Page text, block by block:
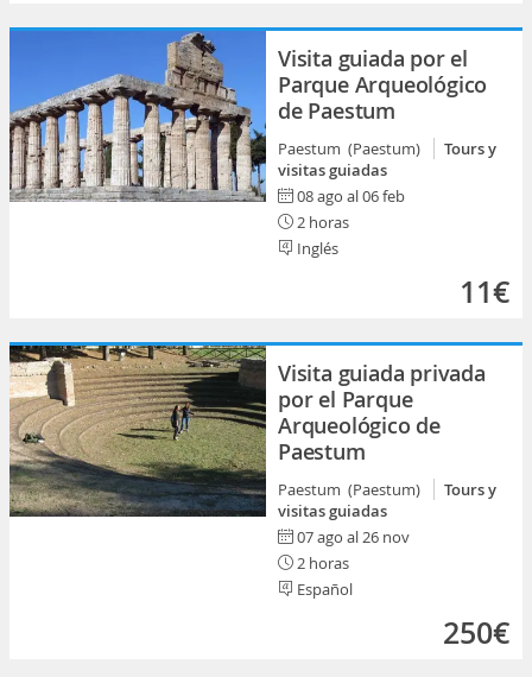
Visita guiada por el
Parque Arqueológico
de Paestum
Paestum (Paestum)
Tours y
visitas guiadas
08 ago al 06 feb
2 horas
Inglés
11€
Visita guiada privada
por el Parque
Arqueológico de
Paestum
Paestum (Paestum)
Tours y
visitas guiadas
07 ago al 26 nov
2 horas
Español
250€